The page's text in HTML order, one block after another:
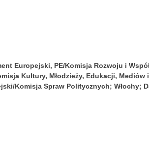
Europejski, PE/Komisja Rozwoju i
Kultury, Młodzieży, Edukacji,
Komisja Spraw Politycznych;